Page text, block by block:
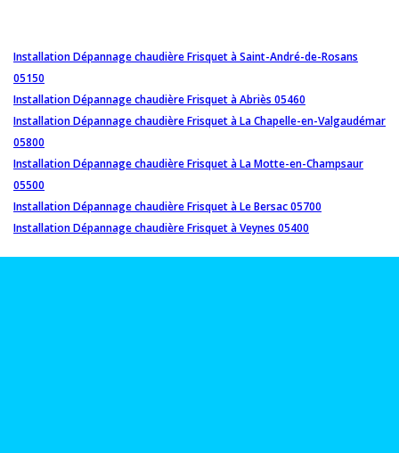
Installation Dépannage chaudière Frisquet à Saint-André-de-Rosans
05150
Installation Dépannage chaudière Frisquet à Abriès 05460
Installation Dépannage chaudière Frisquet à La Chapelle-en-Valgaudémar
05800
Installation Dépannage chaudière Frisquet à La Motte-en-Champsaur
05500
Installation Dépannage chaudière Frisquet à Le Bersac 05700
Installation Dépannage chaudière Frisquet à Veynes 05400